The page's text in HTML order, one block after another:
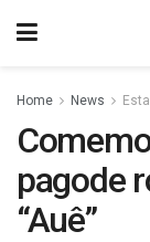
Home News
pagode
“Auê”